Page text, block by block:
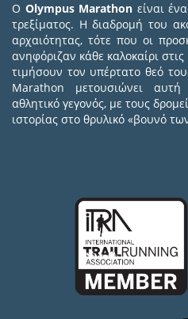
Ο Olympus Marathon είναι
τρεξίματος. Η διαδρομή του
αρχαιότητας, τότε που οι
ανηφόριζαν κάθε καλοκαίρι
τιμήσουν τον υπέρτατο θεό
Marathon μετουσιώνει
αθλητικό γεγονός, με τους
ιστορίας στο θρυλικό «βουνό